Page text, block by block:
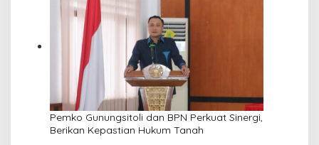
Pemko Gunungsitoli dan BPN Perkuat Sinergi,
Berikan Kepastian Hukum Tanah